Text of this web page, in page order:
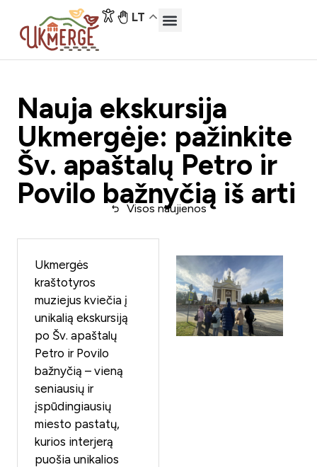
LT
Nauja ekskursija
Ukmergėje: pažinkite
Šv. apaštalų Petro ir
Povilo bažnyčią iš arti
Visos naujienos
Ukmergės
kraštotyros
muziejus kviečia į
unikalią ekskursiją
po Šv. apaštalų
Petro ir Povilo
bažnyčią – vieną
seniausių ir
įspūdingiausių
miesto pastatų,
kurios interjerą
puošia unikalios